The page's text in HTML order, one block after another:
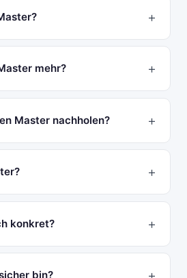
mehr?
Master nachholen?
konkret?
bin?